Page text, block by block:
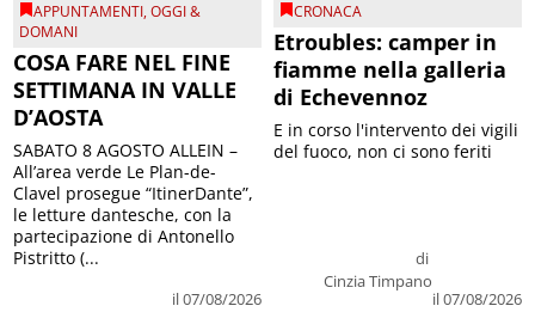
APPUNTAMENTI,OGGI &
DOMANI
COSA FARE NEL FINE
SETTIMANA IN VALLE
D’AOSTA
il 07/08/2026
SABATO 8 AGOSTO ALLEIN –
All’area verde Le Plan-de-
Clavel prosegue “ItinerDante”,
le letture dantesche, con la
partecipazione di Antonello
Pistritto (...
CRONACA
Etroubles: camper in
fiamme nella galleria
di Echevennoz
di
Cinzia Timpano
il 07/08/2026
E in corso l'intervento dei vigili
del fuoco, non ci sono feriti